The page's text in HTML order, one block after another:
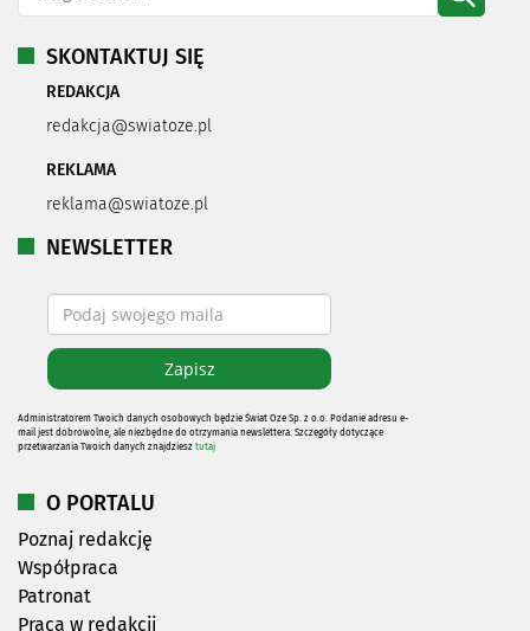
SKONTAKTUJ SIĘ
REDAKCJA
redakcja@swiatoze.pl
REKLAMA
reklama@swiatoze.pl
NEWSLETTER
Administratorem Twoich danych osobowych będzie Świat Oze Sp. z o.o. Podanie adresu e-
mail jest dobrowolne, ale niezbędne do otrzymania newslettera. Szczegóły dotyczące
przetwarzania Twoich danych znajdziesz tutaj
O PORTALU
Poznaj redakcję
Współpraca
Patronat
Praca w redakcji